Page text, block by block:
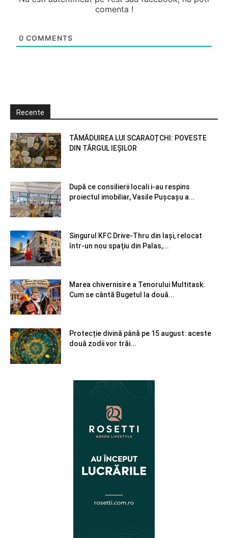
comenta !
0 COMMENTS
Recente
TĂMĂDUIREA LUI SCARAOȚCHI: POVESTE
DIN TÂRGUL IEȘILOR
După ce consilierii locali i-au respins
proiectul imobiliar, Vasile Pușcașu a...
Singurul KFC Drive-Thru din Iași, relocat
într-un nou spaţiu din Palas,...
Marea chivernisire a Tenorului Multitask:
Cum se cântă Bugetul la două...
Protecție divină până pe 15 august: aceste
două zodii vor trăi...